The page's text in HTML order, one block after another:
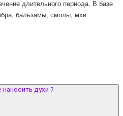
длительного периода. В базе
бальзамы, смолы, мхи.
духи ?